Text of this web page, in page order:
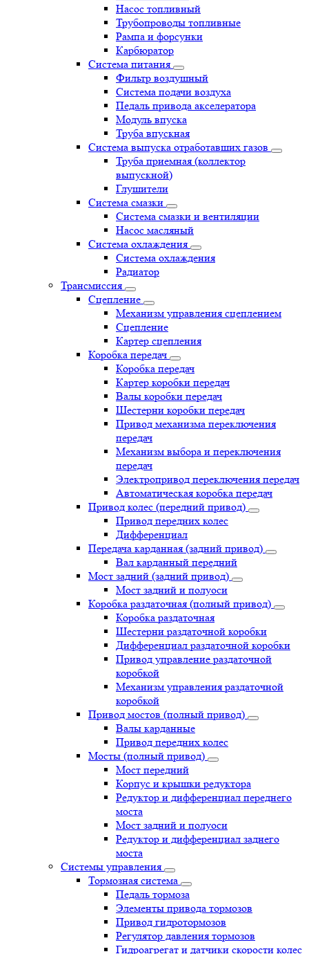
Насос топливный
Трубопроводы топливные
Рампа и форсунки
Карбюратор
Система питания
Фильтр воздушный
Система подачи воздуха
Педаль привода акселератора
Модуль впуска
Труба впускная
Система выпуска отработавших газов
Труба приемная (коллектор
выпускной)
Глушители
Система смазки
Система смазки и вентиляции
Насос масляный
Система охлаждения
Система охлаждения
Радиатор
Трансмиссия
Сцепление
Механизм управления сцеплением
Сцепление
Картер сцепления
Коробка передач
Коробка передач
Картер коробки передач
Валы коробки передач
Шестерни коробки передач
Привод механизма переключения
передач
Механизм выбора и переключения
передач
Электропривод переключения передач
Автоматическая коробка передач
Привод колес (передний привод)
Привод передних колес
Дифференциал
Передача карданная (задний привод)
Вал карданный передний
Мост задний (задний привод)
Мост задний и полуоси
Коробка раздаточная (полный привод)
Коробка раздаточная
Шестерни раздаточной коробки
Дифференциал раздаточной коробки
Привод управление раздаточной
коробкой
Механизм управления раздаточной
коробкой
Привод мостов (полный привод)
Валы карданные
Привод передних колес
Мосты (полный привод)
Мост передний
Корпус и крышки редуктора
Редуктор и дифференциал переднего
моста
Мост задний и полуоси
Редуктор и дифференциал заднего
моста
Системы управления
Тормозная система
Педаль тормоза
Элементы привода тормозов
Привод гидротормозов
Регулятор давления тормозов
Гидроагрегат и датчики скорости колес